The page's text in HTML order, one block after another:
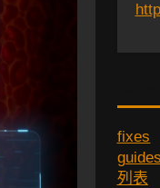
fixes
guides
列表